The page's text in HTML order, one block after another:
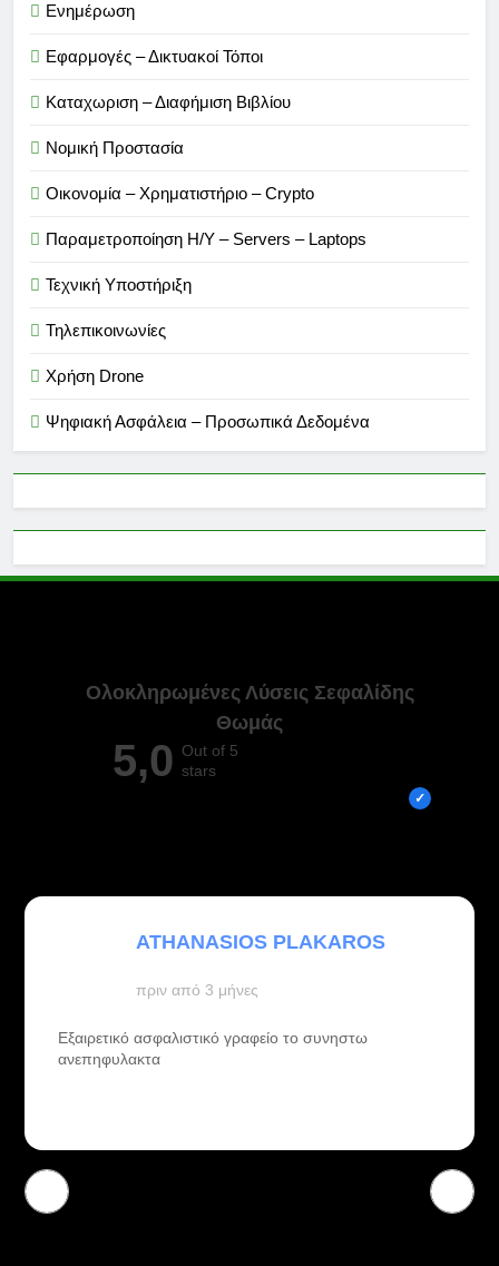
Ενημέρωση
Εφαρμογές – Δικτυακοί Τόποι
Καταχωριση – Διαφήμιση Βιβλίου
Νομική Προστασία
Οικονομία – Χρηματιστήριο – Crypto
Παραμετροποίηση Η/Υ – Servers – Laptops
Τεχνική Υποστήριξη
Τηλεπικοινωνίες
Χρήση Drone
Ψηφιακή Ασφάλεια – Προσωπικά Δεδομένα
Ολοκληρωμένες Λύσεις Σεφαλίδης
Θωμάς
5,0 Out of 5
stars
ATHANASIOS PLAKAROS
πριν από 3 μήνες
Εξαιρετικό ασφαλιστικό γραφείο το συνηστω
ανεπηφυλακτα